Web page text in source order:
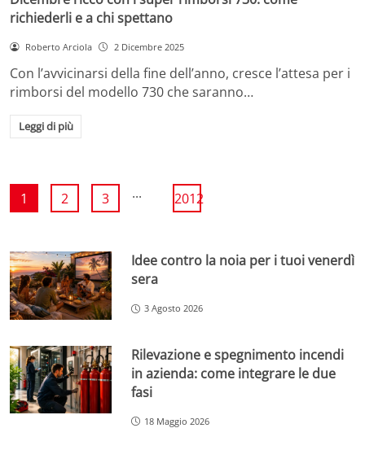
richiederli e a chi spettano
Roberto Arciola 2 Dicembre 2025
Con l’avvicinarsi della fine dell’anno, cresce l’attesa per i
rimborsi del modello 730 che saranno…
Leggi di più
1 2 3 ... 2012
Idee contro la noia per i tuoi venerdì
sera
3 Agosto 2026
Rilevazione e spegnimento incendi
in azienda: come integrare le due
fasi
18 Maggio 2026